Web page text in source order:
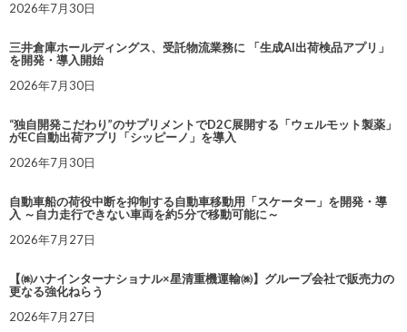
2026年7月30日
三井倉庫ホールディングス、受託物流業務に 「生成AI出荷検品アプリ」
を開発・導入開始
2026年7月30日
“独自開発こだわり”のサプリメントでD2C展開する「ウェルモット製薬」
がEC自動出荷アプリ「シッピーノ」を導入
2026年7月30日
自動車船の荷役中断を抑制する自動車移動用「スケーター」を開発・導
入 ～自力走行できない車両を約5分で移動可能に～
2026年7月27日
【㈱ハナインターナショナル×星清重機運輸㈱】グループ会社で販売力の
更なる強化ねらう
2026年7月27日